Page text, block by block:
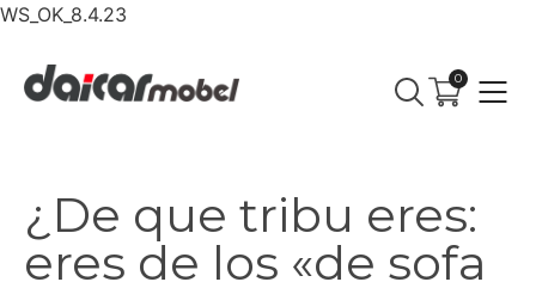
WS_OK_8.4.23
0
¿De que tribu eres:
eres de los «de sofa